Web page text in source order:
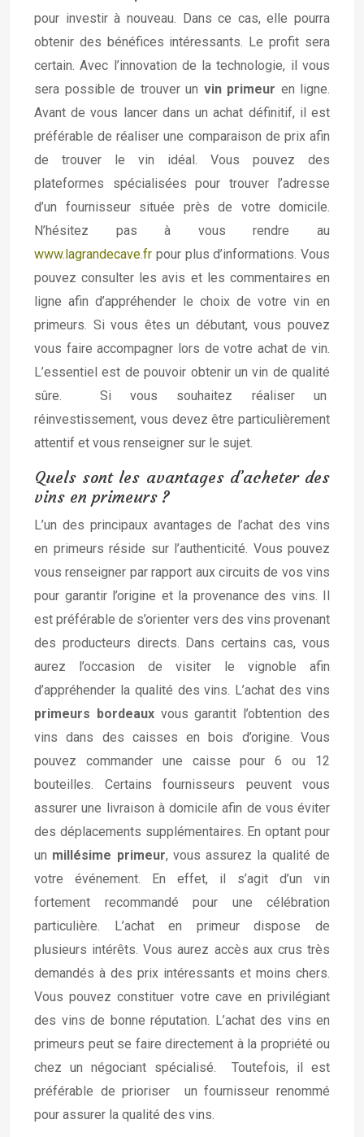
pour investir à nouveau. Dans ce cas, elle pourra
obtenir des bénéfices intéressants. Le profit sera
certain. Avec l’innovation de la technologie, il vous
sera possible de trouver un vin primeur en ligne.
Avant de vous lancer dans un achat définitif, il est
préférable de réaliser une comparaison de prix afin
de trouver le vin idéal. Vous pouvez des
plateformes spécialisées pour trouver l’adresse
d’un fournisseur située près de votre domicile.
N’hésitez pas à vous rendre au
www.lagrandecave.fr pour plus d’informations. Vous
pouvez consulter les avis et les commentaires en
ligne afin d’appréhender le choix de votre vin en
primeurs. Si vous êtes un débutant, vous pouvez
vous faire accompagner lors de votre achat de vin.
L’essentiel est de pouvoir obtenir un vin de qualité
sûre. Si vous souhaitez réaliser un
réinvestissement, vous devez être particulièrement
attentif et vous renseigner sur le sujet.
Quels sont les avantages d’acheter des
vins en primeurs ?
L’un des principaux avantages de l’achat des vins
en primeurs réside sur l’authenticité. Vous pouvez
vous renseigner par rapport aux circuits de vos vins
pour garantir l’origine et la provenance des vins. Il
est préférable de s’orienter vers des vins provenant
des producteurs directs. Dans certains cas, vous
aurez l’occasion de visiter le vignoble afin
d’appréhender la qualité des vins. L’achat des vins
primeurs bordeauxvous garantit l’obtention des
vins dans des caisses en bois d’origine. Vous
pouvez commander une caisse pour 6 ou 12
bouteilles. Certains fournisseurs peuvent vous
assurer une livraison à domicile afin de vous éviter
des déplacements supplémentaires. En optant pour
un millésime primeur, vous assurez la qualité de
votre événement. En effet, il s’agit d’un vin
fortement recommandé pour une célébration
particulière. L’achat en primeur dispose de
plusieurs intérêts. Vous aurez accès aux crus très
demandés à des prix intéressants et moins chers.
Vous pouvez constituer votre cave en privilégiant
des vins de bonne réputation. L’achat des vins en
primeurs peut se faire directement à la propriété ou
chez un négociant spécialisé. Toutefois, il est
préférable de prioriser un fournisseur renommé
pour assurer la qualité des vins.